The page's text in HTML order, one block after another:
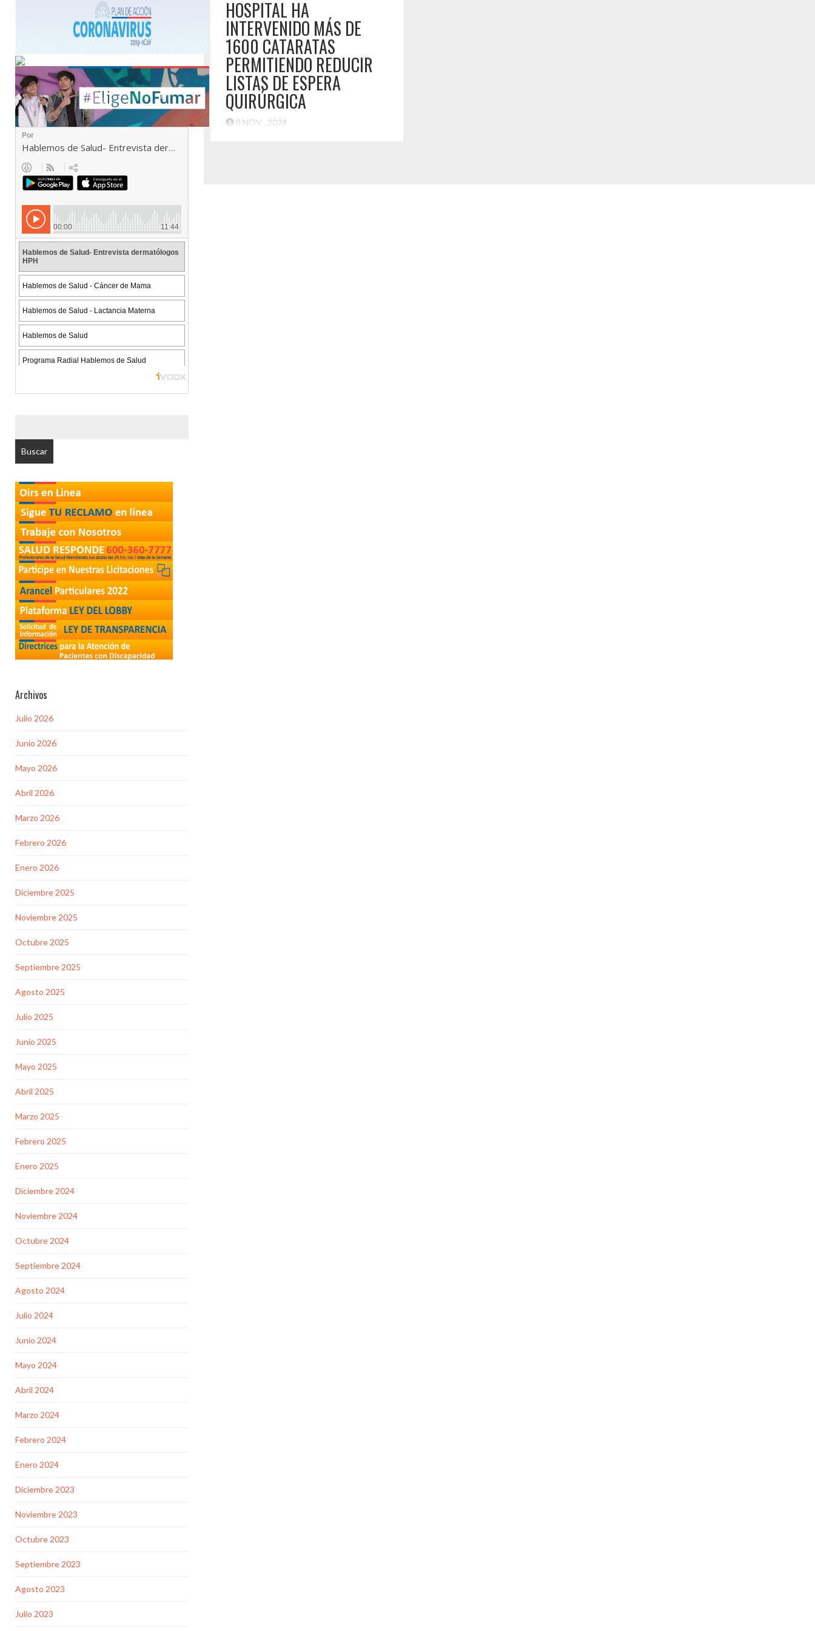
HOSPITAL HA
INTERVENIDO MÁS DE
1600 CATARATAS
PERMITIENDO REDUCIR
LISTAS DE ESPERA
QUIRÚRGICA
8 NOV , 2024
Archivos
Julio 2026
Junio 2026
Mayo 2026
Abril 2026
Marzo 2026
Febrero 2026
Enero 2026
Diciembre 2025
Noviembre 2025
Octubre 2025
Septiembre 2025
Agosto 2025
Julio 2025
Junio 2025
Mayo 2025
Abril 2025
Marzo 2025
Febrero 2025
Enero 2025
Diciembre 2024
Noviembre 2024
Octubre 2024
Septiembre 2024
Agosto 2024
Julio 2024
Junio 2024
Mayo 2024
Abril 2024
Marzo 2024
Febrero 2024
Enero 2024
Diciembre 2023
Noviembre 2023
Octubre 2023
Septiembre 2023
Agosto 2023
Julio 2023